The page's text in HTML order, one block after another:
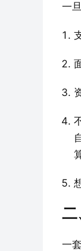
一
二
一